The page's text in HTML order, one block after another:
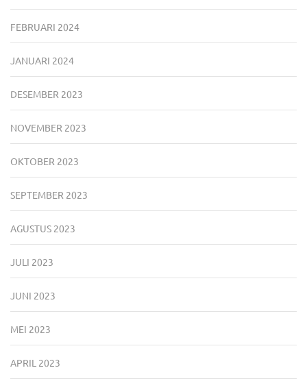
FEBRUARI 2024
JANUARI 2024
DESEMBER 2023
NOVEMBER 2023
OKTOBER 2023
SEPTEMBER 2023
AGUSTUS 2023
JULI 2023
JUNI 2023
MEI 2023
APRIL 2023